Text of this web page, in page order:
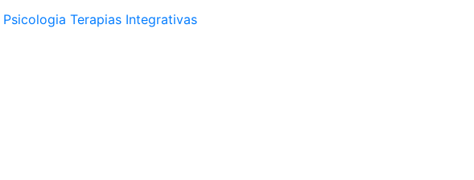
Psicologia Terapias Integrativas